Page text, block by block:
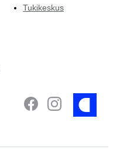
Tukikeskus